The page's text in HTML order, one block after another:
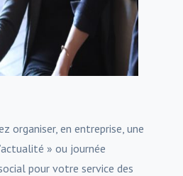
organiser, en entreprise, une
» ou journée
pour votre service des